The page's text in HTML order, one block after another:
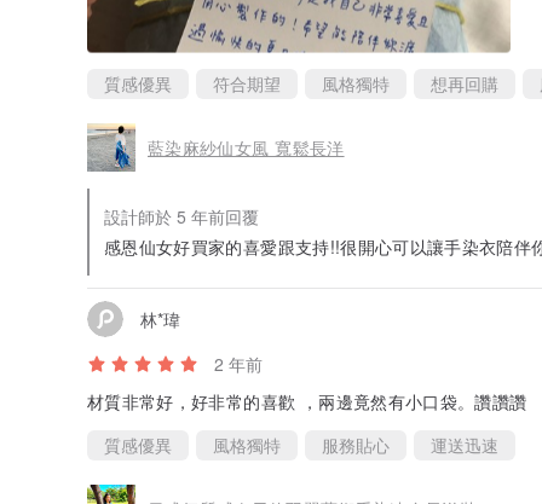
質感優異 符合期望 風格獨特 想再回購
藍染麻紗仙女風 寬鬆長洋
設計師於 5 年前回覆
感恩仙女好買家的喜愛跟支持!!很開心可以讓手染衣陪伴
林*瑋
2 年前
材質非常好，好非常的喜歡 ，兩邊竟然有小口袋。讚讚讚
質感優異
風格獨特 服務貼心 運送迅速